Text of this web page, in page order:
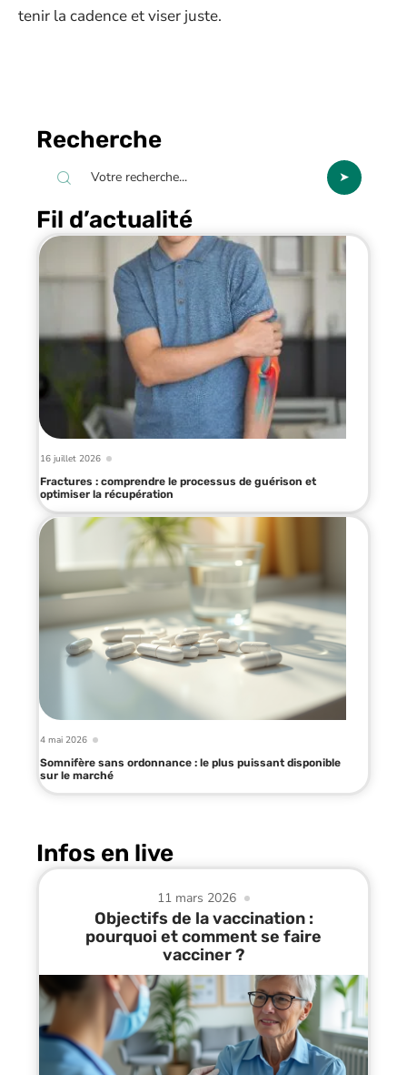
tenir la cadence et viser juste.
Recherche
Fil d’actualité
16 juillet 2026
Fractures : comprendre le processus de guérison et
optimiser la récupération
4 mai 2026
Somnifère sans ordonnance : le plus puissant disponible
sur le marché
Infos en live
11 mars 2026
Objectifs de la vaccination :
pourquoi et comment se faire
vacciner ?